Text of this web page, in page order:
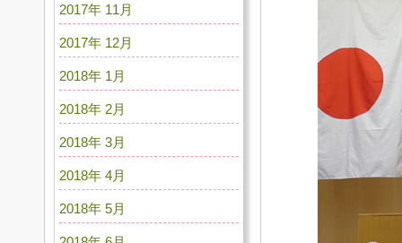
2017年 11月
2017年 12月
2018年 1月
2018年 2月
2018年 3月
2018年 4月
2018年 5月